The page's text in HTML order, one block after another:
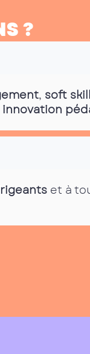
?
, soft
innovation
et à